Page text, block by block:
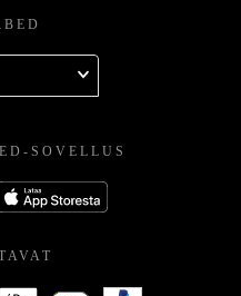
SOVELLUS